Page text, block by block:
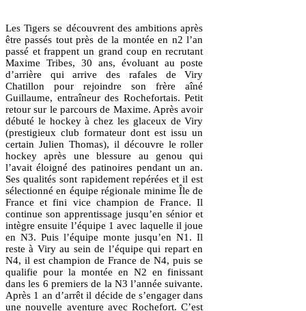
Les Tigers se découvrent des ambitions après
être passés tout près de la montée en n2 l’an
passé et frappent un grand coup en recrutant
Maxime Tribes, 30 ans, évoluant au poste
d’arrière qui arrive des rafales de Viry
Chatillon pour rejoindre son frère aîné
Guillaume, entraîneur des Rochefortais. Petit
retour sur le parcours de Maxime. Après avoir
débuté le hockey à chez les glaceux de Viry
(prestigieux club formateur dont est issu un
certain Julien Thomas), il découvre le roller
hockey après une blessure au genou qui
l’avait éloigné des patinoires pendant un an.
Ses qualités sont rapidement repérées et il est
sélectionné en équipe régionale minime Île de
France et fini vice champion de France. Il
continue son apprentissage jusqu’en sénior et
intègre ensuite l’équipe 1 avec laquelle il joue
en N3. Puis l’équipe monte jusqu’en N1. Il
reste à Viry au sein de l’équipe qui repart en
N4, il est champion de France de N4, puis se
qualifie pour la montée en N2 en finissant
dans les 6 premiers de la N3 l’année suivante.
Après 1 an d’arrêt il décide de s’engager dans
une nouvelle aventure avec Rochefort. C’est